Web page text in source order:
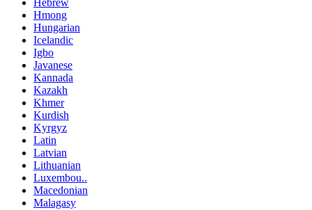
Hebrew
Hmong
Hungarian
Icelandic
Igbo
Javanese
Kannada
Kazakh
Khmer
Kurdish
Kyrgyz
Latin
Latvian
Lithuanian
Luxembou..
Macedonian
Malagasy